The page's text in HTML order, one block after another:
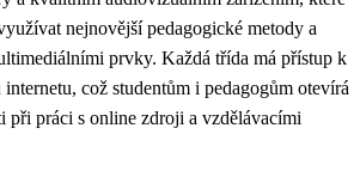
nejnovější pedagogické metody a
prvky. Každá třída má přístup k
což studentům i pedagogům otevírá
při práci s online zdroji a vzdělávacími